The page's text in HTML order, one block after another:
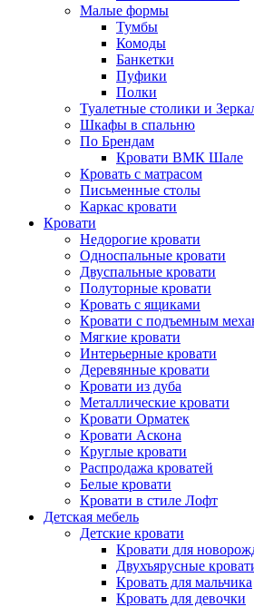
Малые формы
Тумбы
Комоды
Банкетки
Пуфики
Полки
Туалетные столики и
Шкафы в спальню
По Брендам
Кровати ВМК Шале
Кровать с матрасом
Письменные столы
Каркас кровати
Кровати
Недорогие кровати
Односпальные кровати
Двуспальные кровати
Полуторные кровати
Кровать с ящиками
Кровати с подъемным
Мягкие кровати
Интерьерные кровати
Деревянные кровати
Кровати из дуба
Металлические кровати
Кровати Орматек
Кровати Аскона
Круглые кровати
Распродажа кроватей
Белые кровати
Кровати в стиле Лофт
Детская мебель
Детские кровати
Кровати для
Двухъярусные
Кровать для мальчика
Кровать для девочки